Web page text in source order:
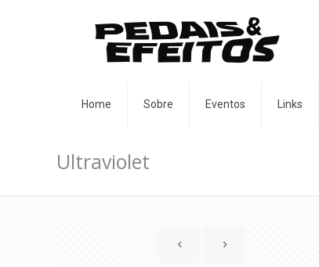
Home Sobre Eventos Links
Ultraviolet